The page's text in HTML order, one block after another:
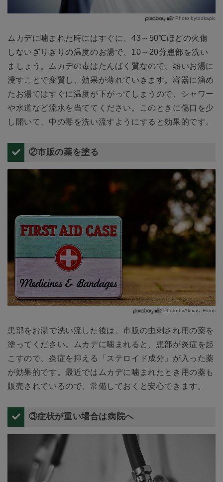
Photo bytookapic
ムカデに噛まれた時にはすぐに、43～50℃ほどの火傷
しないぎりぎりの温度のお湯で、10～20分患部を洗い
ましょう。ムカデの毒はたんぱく質なので、熱いお湯に
浸すことで変質し、効果が薄れていきます。容器に溜め
たお湯ではすぐに温度が下がってしまうので、シャワー
や水道など流水を当ててください。このときに傷口を少
し開いて、中の毒を洗い流すようにすると効果的です。
②市販の薬を塗る
Photo byAlexas_Fotos
患部をお湯で洗い流した後は、市販の虫刺され用の薬を
塗ってください。ムカデに噛まれると、患部が炎症を起
こすので、炎症を抑える「ステロイド成分」が入った薬
が効果的です。最近ではムカデに噛まれたとき用の薬も
販売されているので、常備しておくと安心できます。
③症状が重い場合は病院へ